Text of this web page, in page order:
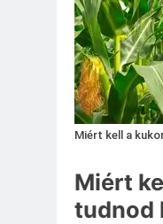
Miért kell a
Miért
tudnod